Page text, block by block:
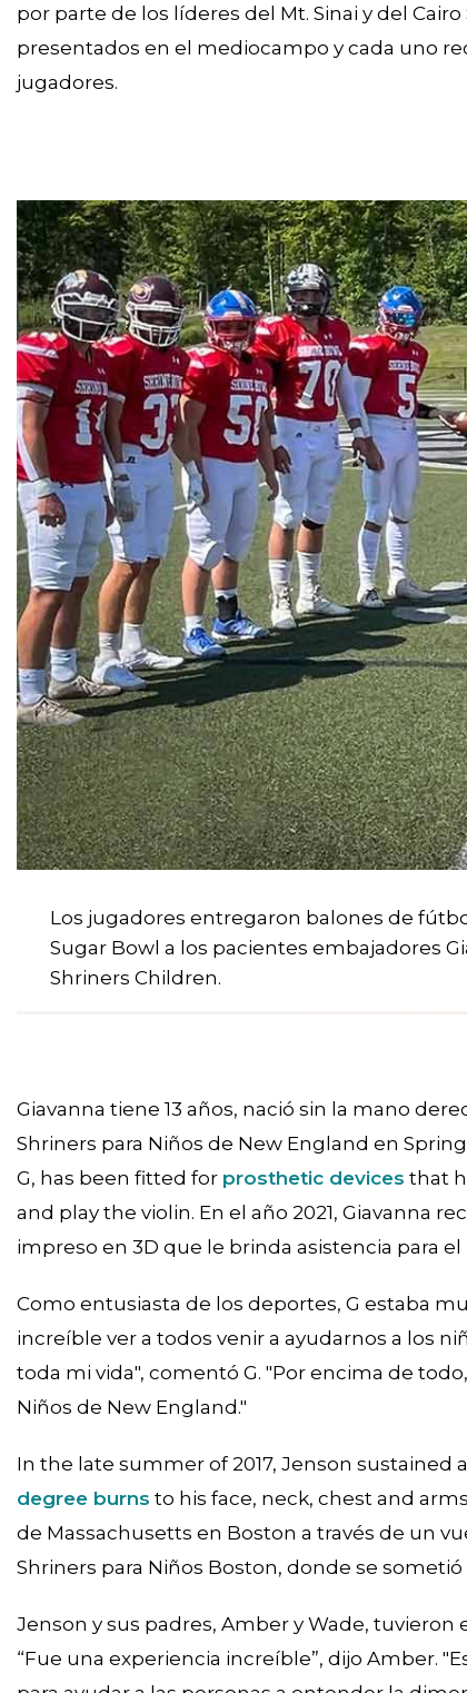
por parte de los líderes del Mt. Sinai y del
presentados en el mediocampo y cada uno
jugadores.
Los jugadores entregaron balones de
Sugar Bowl a los pacientes embajadores
Shriners Children.
Giavanna tiene 13 años, nació sin la mano
Shriners para Niños de New England en
G, has been fitted for prosthetic devices that
and play the violin. En el año 2021, Giavanna
impreso en 3D que le brinda asistencia para
Como entusiasta de los deportes, G estaba
increíble ver a todos venir a ayudarnos a los
toda mi vida", comentó G. "Por encima de
Niños de New England."
In the late summer of 2017, Jenson sustained
degree burns to his face, neck, chest and
de Massachusetts en Boston a través de un
Shriners para Niños Boston, donde se
Jenson y sus padres, Amber y Wade, tuvieron
“Fue una experiencia increíble”, dijo Amber.